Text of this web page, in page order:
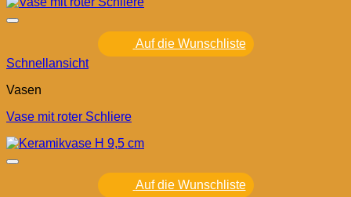
Auf die Wunschliste
Schnellansicht
Vasen
Vase mit roter Schliere
Auf die Wunschliste